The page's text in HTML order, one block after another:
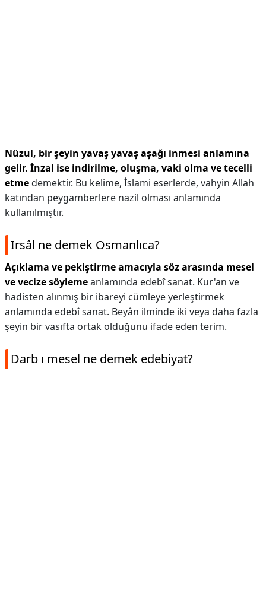
Nüzul, bir şeyin yavaş yavaş aşağı inmesi anlamına
gelir. İnzal ise indirilme, oluşma, vaki olma ve tecelli
etmedemektir. Bu kelime, İslami eserlerde, vahyin Allah
katından peygamberlere nazil olması anlamında
kullanılmıştır.
Irsâl ne demek Osmanlıca?
Açıklama ve pekiştirme amacıyla söz arasında mesel
ve vecize söylemeanlamında edebî sanat. Kur'an ve
hadisten alınmış bir ibareyi cümleye yerleştirmek
anlamında edebî sanat. Beyân ilminde iki veya daha fazla
şeyin bir vasıfta ortak olduğunu ifade eden terim.
Darb ı mesel ne demek edebiyat?